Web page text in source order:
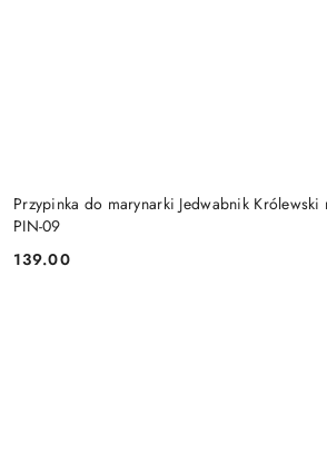
Przypinka do marynarki Jedwabnik Królewski
PIN-09
Cena:
139.00